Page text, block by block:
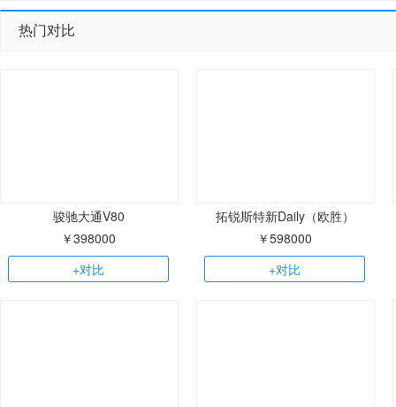
热门对比
骏驰大通V80
￥398000
+对比
拓锐斯特新Daily（欧胜）
￥598000
+对比